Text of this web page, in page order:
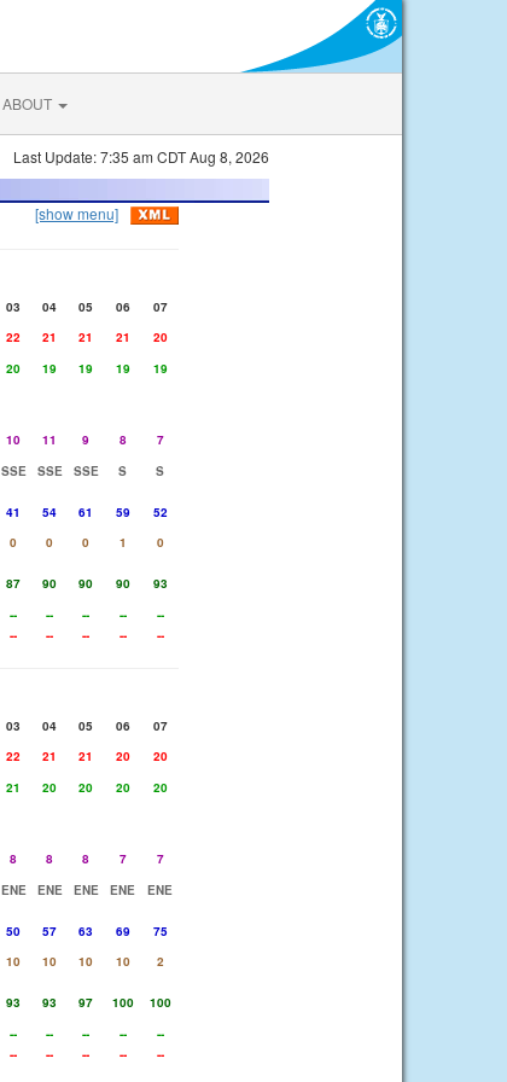
ABOUT
Last Update: 7:35 am CDT Aug 8, 2026
[show menu]
03 04 05 06
07
22 21 21 21
20
20 19 19 19
19
10 11 9 8
7
SSE SSE SSE S
S
41 54 61 59
52
0 0 0 1
0
87 90 90 90
93
-- -- -- --
--
-- -- -- -- --
03 04 05 06
07
22 21 21 20
20
21 20 20 20
20
8 8 8 7
7
ENE ENE ENE ENE
ENE
50 57 63 69
75
10 10 10 10
2
93 93 97 100
100
-- -- -- --
--
-- -- -- -- --